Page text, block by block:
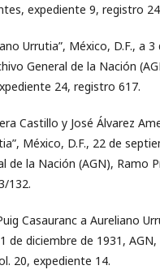
expediente 9, registro
Urrutia”, México, D.F., a
General de la Nación
24, registro 617.
Castillo y José Álvarez
México, D.F., 22 de
de la Nación (AGN), Ramo
132.
Casauranc a Aureliano
de diciembre de 1931, AGN,
20, expediente 14.